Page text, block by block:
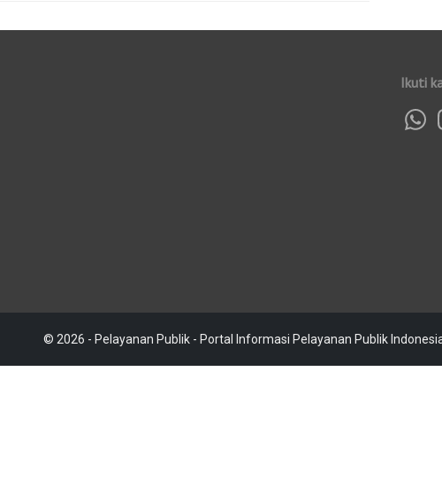
Ikuti
© 2026 - Pelayanan Publik - Portal Informasi Pelayanan Publik